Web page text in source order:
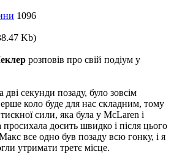
1096
розповів про свій подіум у
секунди позаду, було зовсім
коло буде для нас складним, тому
сили, яка була у McLaren і
досить швидко і після цього
все одно був позаду всю гонку, і я
утримати третє місце.